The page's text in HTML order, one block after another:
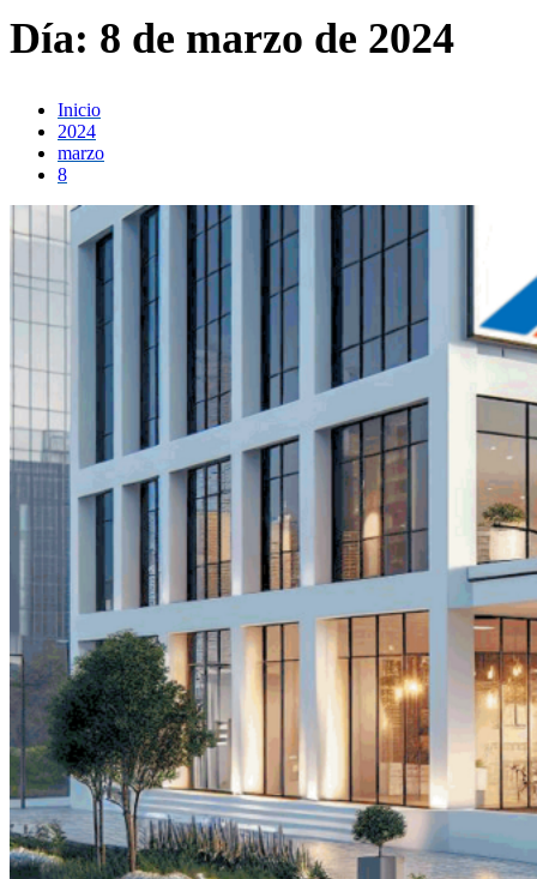
Día: 8 de marzo de 2024
Inicio
2024
marzo
8